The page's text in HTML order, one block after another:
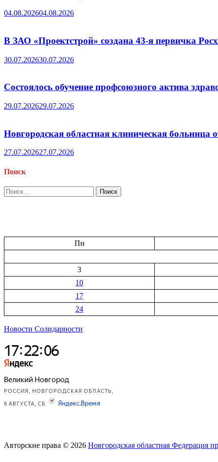
04.08.202604.08.2026
В ЗАО «Проектстрой» создана 43-я первичка
30.07.202630.07.2026
Состоялось обучение профсоюзного актива
29.07.202629.07.2026
Новгородская областная клиническая больница
27.07.202627.07.2026
Поиск
Найти:
Пн
3
10
17
24
Новости Солидарности
Авторские права © 2026 Новгородская областная Федерация